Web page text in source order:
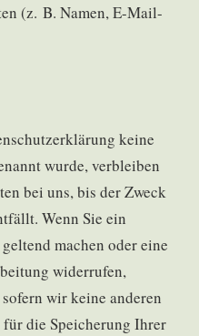
(z. B. Namen, E-Mail-
keine
wurde, verbleiben
bei uns, bis der Zweck
Wenn Sie ein
machen oder eine
widerrufen,
wir keine anderen
die Speicherung Ihrer